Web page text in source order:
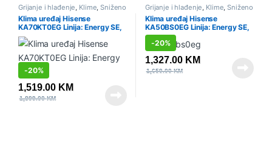
Grijanje i hlađenje Klime ,Sniženo
Klima uređaj Hisense
KA70KT0EG Linija: Energy SE,
24K
-20%
1,519.00 KM
1,899.00KM
Grijanje i hlađenje Klime ,Sniženo
Klima uređaj Hisense
KA50BS0EG Linija: Energy SE,
18K
-20%
1,327.00 KM
1,659.00KM